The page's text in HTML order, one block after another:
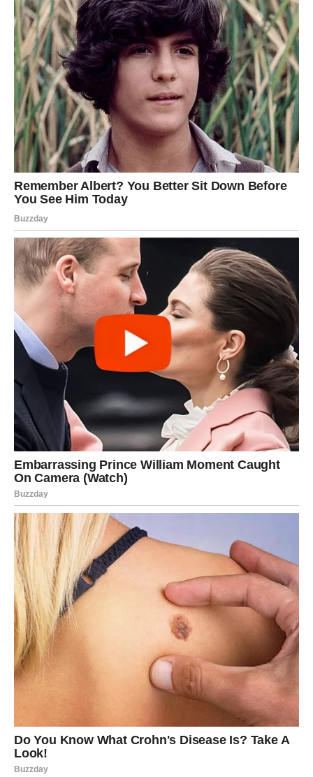
neprijatna, jer samo istina vodi napred.
RAK – EMOTIVNO ČIŠĆENJE I
ZATVARANJE KRUGA
Rakovi prolaze kroz emotivni vrhunac. Moguće je
suočavanje sa prošlošću, posebno u ljubavi. Ako postoji
nerazjašnjena priča, sada dolazi do njenog razrešenja.
Ovo može biti povratak bivše ljubavi – ali i konačno
Ovi dani vas uče da pustite ono što vas je bolelo, kako
biste napravili prostor za stabilniju sreću.
LAV – LOJALNOST, STRAST I
ODLUČNOST
Lavovi osećaju snažnu potrebu za potvrdom. U ljubavi
može doći do intenzivnih razgovora, ali i do strastvenih
pomirenja.
Neko pokazuje svoje pravo lice – i vi jasno vidite kome
možete verovati.
Poslovno, moguće je priznanje ili prilika da zablistate.
Ovo je period kada vraćate samopouzdanje koje je možda
bilo poljuljano.
DEVICA – PRAKTIČNE ODLUKE I
EMOTIVNA REALNOST
Device u ovom periodu sagledavaju realnost bez
ružičastih naočara.
U ljubavi dolazi do razgovora o budućnosti – planovi se
konkretizuju. Ako je odnos stabilan, sada postaje
ozbiljniji. Ako nije – donosite racionalnu odluku.
Poslovno, možete dobiti priliku za reorganizaciju ili